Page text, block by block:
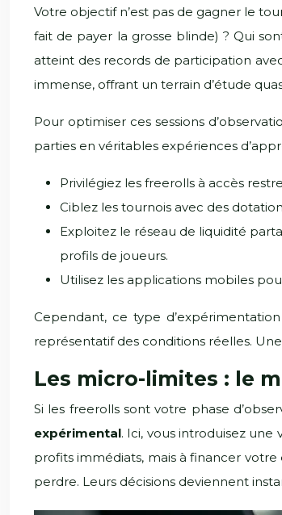
Votre objectif n’est pas de gagner le
fait de payer la grosse blinde) ? Qui
atteint des records de participation
immense, offrant un terrain d’étude
Pour optimiser ces sessions
parties en véritables expériences
Privilégiez les freerolls à accès
Ciblez les tournois avec des
Exploitez le réseau de liquidité
profils de joueurs.
Utilisez les applications mobiles
Cependant, ce type
représentatif des conditions réelles.
Les micro-limites : le
Si les freerolls sont votre phase
expérimental. Ici, vous introduisez
profits immédiats, mais à financer votre
perdre. Leurs décisions deviennent